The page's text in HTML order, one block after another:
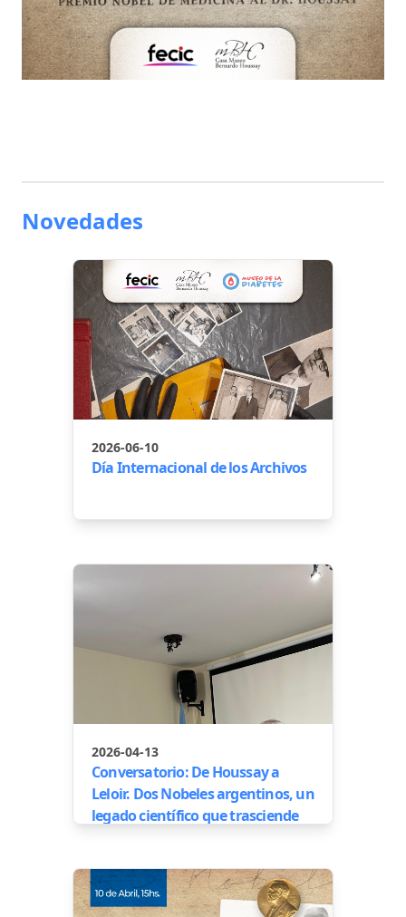
Novedades
2026-06-10
Día Internacional de los Archivos
2026-04-13
Conversatorio: De Houssay a
Leloir. Dos Nobeles argentinos, un
legado científico que trasciende